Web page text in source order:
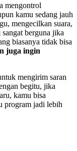
mengontrol
kamu sedang jauh
mengecilkan suara,
berguna jika
biasanya tidak bisa
juga ingin
mengirim saran
begitu, jika
kamu bisa
program jadi lebih